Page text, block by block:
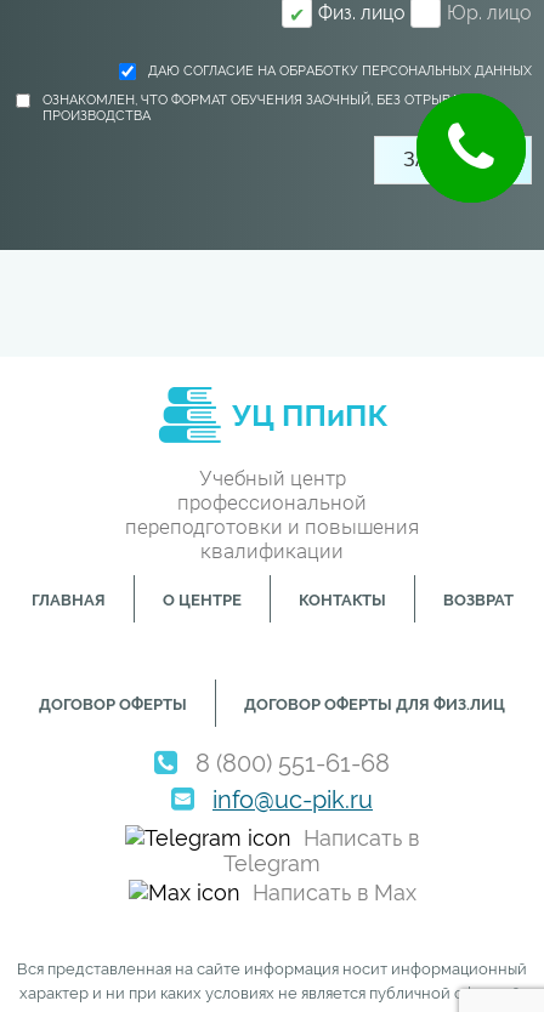
✔ Физ. лицо Юр. лицо
ДАЮ СОГЛАСИЕ НА ОБРАБОТКУ ПЕРСОНАЛЬНЫХ ДАННЫХ
ОЗНАКОМЛЕН, ЧТО ФОРМАТ ОБУЧЕНИЯ ЗАОЧНЫЙ, БЕЗ ОТРЫВА ОТ
ПРОИЗВОДСТВА
Учебный центр
профессиональной
переподготовки и повышения
квалификации
ГЛАВНАЯ О ЦЕНТРЕ КОНТАКТЫ ВОЗВРАТ
ДОГОВОР ОФЕРТЫ ДОГОВОР ОФЕРТЫ ДЛЯ ФИЗ.ЛИЦ
8 (800) 551-61-68
info@uc-pik.ru
Написать в
Telegram
Написать в Max
Вся представленная на сайте информация носит информационный
характер и ни при каких условиях не является публичной офертой,